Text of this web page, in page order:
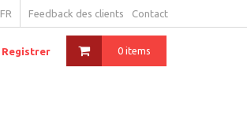
Feedback des clients Contact
FR
0 items
Registrer